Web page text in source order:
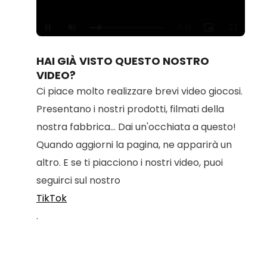
100.00%
HAI GIÀ VISTO QUESTO NOSTRO
VIDEO?
Ci piace molto realizzare brevi video giocosi.
Presentano i nostri prodotti, filmati della
nostra fabbrica... Dai un'occhiata a questo!
Quando aggiorni la pagina, ne apparirà un
altro. E se ti piacciono i nostri video, puoi
seguirci sul nostro
TikTok
.